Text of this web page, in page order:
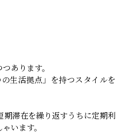
あります。
生活拠点」を持つスタイルを
滞在を繰り返すうちに定期利
います。